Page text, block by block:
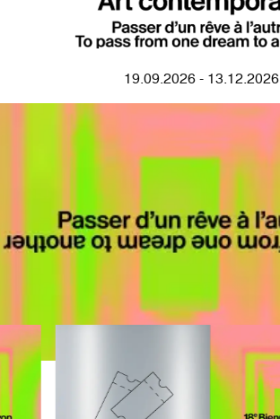
19.09.2026 - 13.12.2026